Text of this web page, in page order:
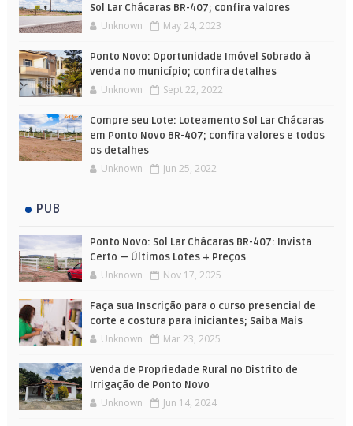
Sol Lar Chácaras BR-407; confira valores
Unknown May 24, 2023
Ponto Novo: Oportunidade Imóvel Sobrado à
venda no município; confira detalhes
Unknown Sept 22, 2022
Compre seu Lote: Loteamento Sol Lar Chácaras
em Ponto Novo BR-407; confira valores e todos
os detalhes
Unknown Jun 25, 2022
PUB
Ponto Novo: Sol Lar Chácaras BR-407: Invista
Certo — Últimos Lotes + Preços
Unknown Nov 17, 2025
Faça sua Inscrição para o curso presencial de
corte e costura para iniciantes; Saiba Mais
Unknown Mar 23, 2025
Venda de Propriedade Rural no Distrito de
Irrigação de Ponto Novo
Unknown Jun 14, 2024